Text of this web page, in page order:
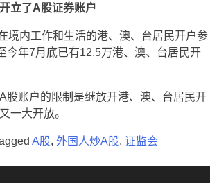
立了A股证券账户
境内工作和生活的港、澳、台居民开户参
今年7月底已有12.5万港、澳、台居民开
股账户的限制是继放开港、澳、台居民开
一大开放。
A股, 外国人炒A股, 证监会